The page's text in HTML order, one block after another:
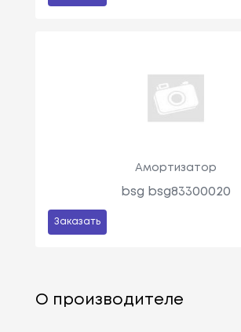
Амортизатор
bsg bsg83300020
Заказать
О производителе